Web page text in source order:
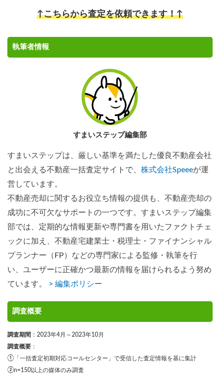
↑こちらから査定を依頼できます！↑
執筆者情報
すまいステップ編集部
すまいステップは、厳しい基準を満たした優良不動産会社
と出会える不動産一括査定サイトで、 株式会社Speeeが運
営しています。
不動産売却に関するお役立ち情報の提供も、不動産売却の
成功に不可欠なサポートの一つです。すまいステップ編集
部では、定期的な情報更新や専門書を用いたファクトチェ
ックに加え、不動産宅建業士・税理士・ファイナンシャル
プランナー（FP）などの専門家による監修・執筆を行
い、ユーザーに正確かつ最新の情報を届けられるよう努め
ています。 > 編集ポリシー
調査概要
調査期間 ：2023年4月～2023年10月
調査概要 ：
①「一括査定初期対応コールセンター」で受信した査定情報を基に集計
②n=150以上の媒体のみ調査